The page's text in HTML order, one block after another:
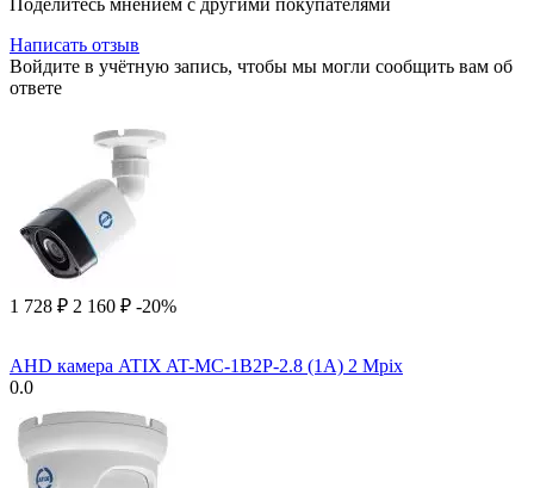
Написать отзыв
Войдите в учётную запись, чтобы мы могли сообщить вам об
ответе
1 728 ₽ 2 160 ₽ -20%
AHD камера ATIX AT-MC-1B2P-2.8 (1A) 2 Mpix
0.0